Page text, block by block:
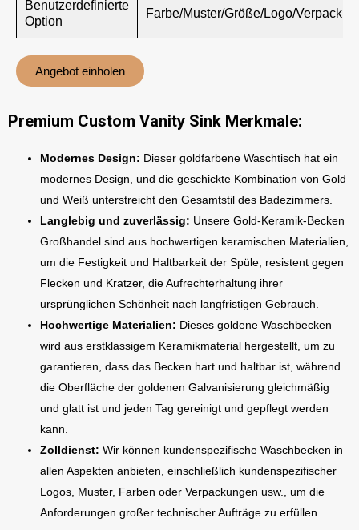
Benutzerdefinierte
Option
Farbe/Muster/Größe/Logo/
Angebot einholen
Premium Custom Vanity Sink Merkmale:
Modernes Design: Dieser goldfarbene Waschtisch hat ein
modernes Design, und die geschickte Kombination von Gold
und Weiß unterstreicht den Gesamtstil des Badezimmers.
Langlebig und zuverlässig: Unsere Gold-Keramik-Becken
Großhandel sind aus hochwertigen keramischen Materialien,
um die Festigkeit und Haltbarkeit der Spüle, resistent gegen
Flecken und Kratzer, die Aufrechterhaltung ihrer
ursprünglichen Schönheit nach langfristigen Gebrauch.
Hochwertige Materialien: Dieses goldene Waschbecken
wird aus erstklassigem Keramikmaterial hergestellt, um zu
garantieren, dass das Becken hart und haltbar ist, während
die Oberfläche der goldenen Galvanisierung gleichmäßig
und glatt ist und jeden Tag gereinigt und gepflegt werden
kann.
Zolldienst: Wir können kundenspezifische Waschbecken in
allen Aspekten anbieten, einschließlich kundenspezifischer
Logos, Muster, Farben oder Verpackungen usw., um die
Anforderungen großer technischer Aufträge zu erfüllen.